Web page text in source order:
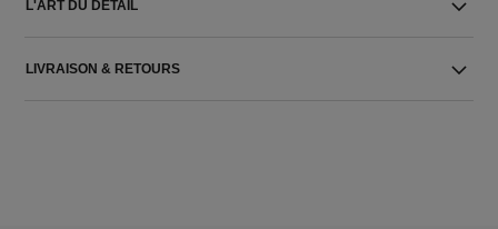
L'ART DU DÉTAIL
LIVRAISON & RETOURS